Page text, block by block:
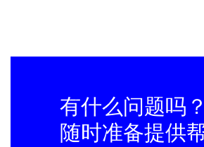
有什么问题吗
随时准备提供